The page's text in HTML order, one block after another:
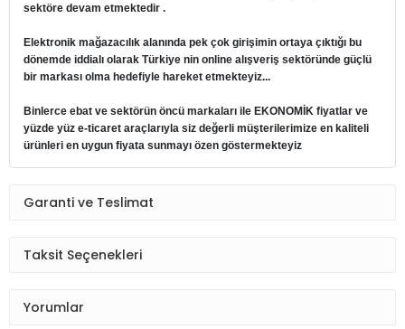
sektöre devam etmektedir .
Elektronik mağazacılık alanında pek çok girişimin ortaya çıktığı bu
dönemde iddialı olarak Türkiye nin online alışveriş sektöründe güçlü
bir markası olma hedefiyle hareket etmekteyiz...
Binlerce ebat ve sektörün öncü markaları ile EKONOMİK fiyatlar ve
yüzde yüz e-ticaret araçlarıyla siz değerli müşterilerimize en kaliteli
ürünleri en uygun fiyata sunmayı özen göstermekteyiz
Garanti ve Teslimat
Taksit Seçenekleri
Yorumlar